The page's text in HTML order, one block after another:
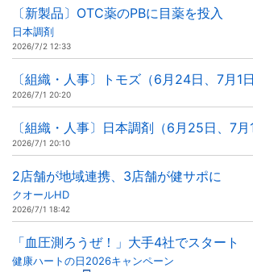
〔新製品〕OTC薬のPBに目薬を投入
日本調剤
2026/7/2 12:33
〔組織・人事〕トモズ（6月24日、7月1日
2026/7/1 20:20
〔組織・人事〕日本調剤（6月25日、7月1
2026/7/1 20:10
2店舗が地域連携、3店舗が健サポに
クオールHD
2026/7/1 18:42
「血圧測ろうぜ！」大手4社でスタート
健康ハートの日2026キャンペーン